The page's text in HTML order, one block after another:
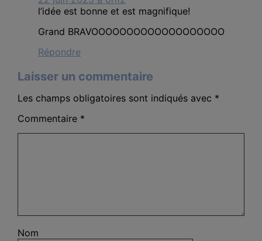
l’idée est bonne et est magnifique!
Grand BRAVOOOOOOOOOOOOOOOOOOO
Répondre
Laisser un commentaire
Les champs obligatoires sont indiqués avec *
Commentaire *
Nom